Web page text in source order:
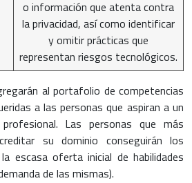
o información que atenta contra
la privacidad, así como identificar
y omitir prácticas que
representan riesgos tecnológicos.
al portafolio de competencias
a las personas que aspiran a un
Las personas que más
su dominio conseguirán los
escasa oferta inicial de habilidades
de las mismas).